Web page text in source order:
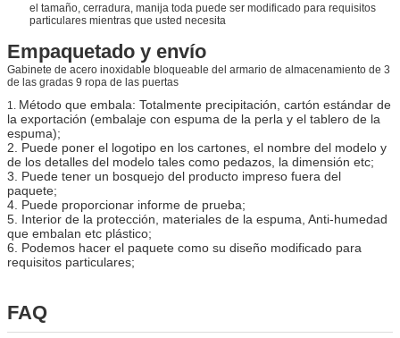
el tamaño, cerradura, manija toda puede ser modificado para requisitos
particulares mientras que usted necesita
Empaquetado y envío
Gabinete de acero inoxidable bloqueable del armario de almacenamiento de 3
de las gradas 9 ropa de las puertas
1. Método que embala: Totalmente precipitación, cartón estándar de
la exportación (embalaje con espuma de la perla y el tablero de la
espuma);
2. Puede poner el logotipo en los cartones, el nombre del modelo y
de los detalles del modelo tales como pedazos, la dimensión etc;
3. Puede tener un bosquejo del producto impreso fuera del
paquete;
4. Puede proporcionar informe de prueba;
5. Interior de la protección, materiales de la espuma, Anti-humedad
que embalan etc plástico;
6. Podemos hacer el paquete como su diseño modificado para
requisitos particulares;
FAQ